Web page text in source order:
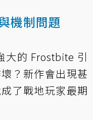
機制問題
大的 Frostbite 引
？新作會出現甚
了戰地玩家最期